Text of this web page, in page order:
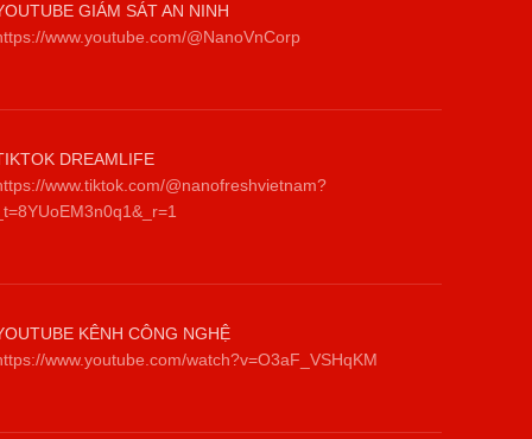
GIÁM SÁT AN NINH
www.youtube.com/@NanoVnCorp
DREAMLIFE
www.tiktok.com/@nanofreshvietnam?
_t=8YUoEM3n0q1&_r=1
KÊNH CÔNG NGHỆ
www.youtube.com/watch?v=O3aF_VSHqKM